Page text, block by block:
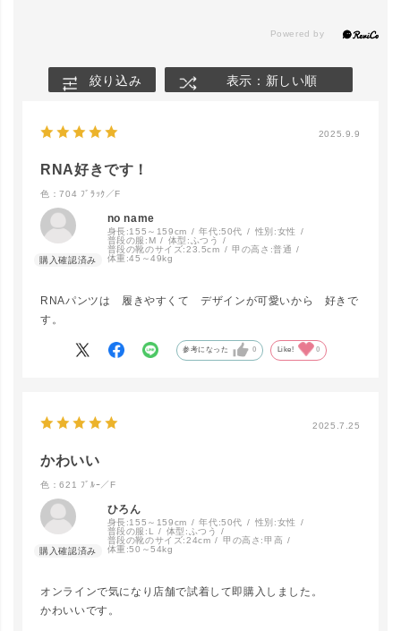
絞り込み 表示：新しい順
2025.9.9
RNA好きです！
色：704 ﾌﾞﾗｯｸ／F
no name
身長:155～159cm 年代:50代 性別:女性
普段の服: M 体型: ふつう
普段の靴のサイズ:23.5cm 甲の高さ:普通
体重:45～49kg
RNAパンツは 履きやすくて デザインが可愛いから 好きで
す。
参考になった 0 Like! 0
2025.7.25
かわいい
色：621 ﾌﾞﾙｰ／F
ひろん
身長:155～159cm 年代:50代 性別:女性
普段の服: L 体型: ふつう
普段の靴のサイズ:24cm 甲の高さ:甲高
体重:50～54kg
オンラインで気になり店舗で試着して即購入しました。
かわいいです。